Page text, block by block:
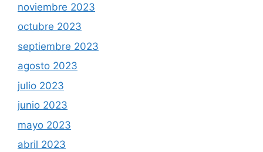
noviembre 2023
octubre 2023
septiembre 2023
agosto 2023
julio 2023
junio 2023
mayo 2023
abril 2023